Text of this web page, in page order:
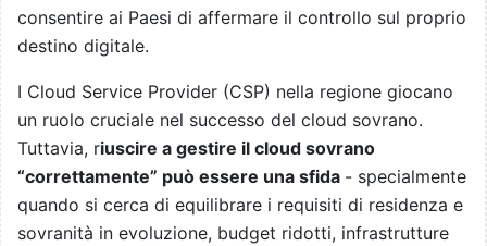
consentire ai Paesi di affermare il controllo sul proprio
destino digitale.
I Cloud Service Provider (CSP) nella regione giocano
un ruolo cruciale nel successo del cloud sovrano.
Tuttavia, riuscire a gestire il cloud sovrano
“correttamente” può essere una sfida - specialmente
quando si cerca di equilibrare i requisiti di residenza e
sovranità in evoluzione, budget ridotti, infrastrutture